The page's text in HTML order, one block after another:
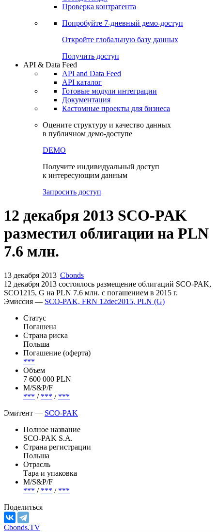
Проверка контрагента
Попробуйте 7-дневный демо-доступ
Откройте глобальную базу данных
Получить доступ
API & Data Feed
API and Data Feed
API каталог
Готовые модули интеграции
Документация
Кастомные проекты для бизнеса
Оцените структуру и качество данных
в публичном демо-доступе
DEMO
Получите индивидуальный доступ
к интересующим данным
Запросить доступ
12 декабря 2013 SCO-PAK
разместил облигации на PLN
7.6 млн.
13 декабря 2013 Cbonds
12 декабря 2013 состоялось размещение облигаций SCO-PAK,
SCO1215, G на PLN 7.6 млн. с погашением в 2015 г.
Эмиссия — SCO-PAK, FRN 12dec2015, PLN (G)
Статус
Погашена
Страна риска
Польша
Погашение (оферта)
***
Объем
7 600 000 PLN
М/S&P/F
*** / *** / ***
Эмитент — SCO-PAK
Полное название
SCO-PAK S.A.
Страна регистрации
Польша
Отрасль
Тара и упаковка
М/S&P/F
*** / *** / ***
Поделиться
Cbonds.TV